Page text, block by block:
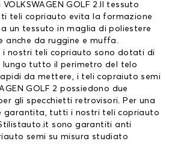
GOLF 2.Il tessuto
teli copriauto evita la formazione
un tessuto in maglia di poliestere
anche da ruggine e muffa.
i nostri teli copriauto sono dotati di
lungo tutto il perimetro del telo
da mettere, i teli copraiuto semi
GOLF 2 possiedono due
gli specchietti retrovisori. Per una
garantita, tutti i nostri teli copriauto
sono garantiti anti
semi su misura studiato